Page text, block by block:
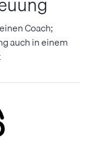
Coach;
auch in einem